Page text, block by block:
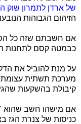
של ארדן לתמרון שוק
הזיהום הגבוהות
אם חשבתם שזה כל
כבמטה קסם לתחנות
על מנת להוביל את
מערכת תשתית עצומת
קיבולת בהשקעות שהגיעו,
אם מישהו חשב שהוא
כניסות של צנרת הגז